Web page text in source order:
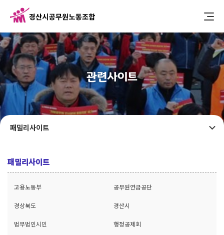
관련사이트
패밀리사이트
패밀리사이트
고용노동부 공무원연금공단
경상북도 경산시
법무법인시민 행정공제회